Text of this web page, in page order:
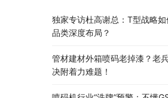
独家专访杜高谢总：T型战略
品类深度布局？
管材建材外箱喷码老掉漆？老
决附着力难题！